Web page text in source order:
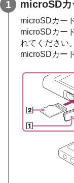
microSDカ
microSDカー
microSDカー
れてください。
microSDカー